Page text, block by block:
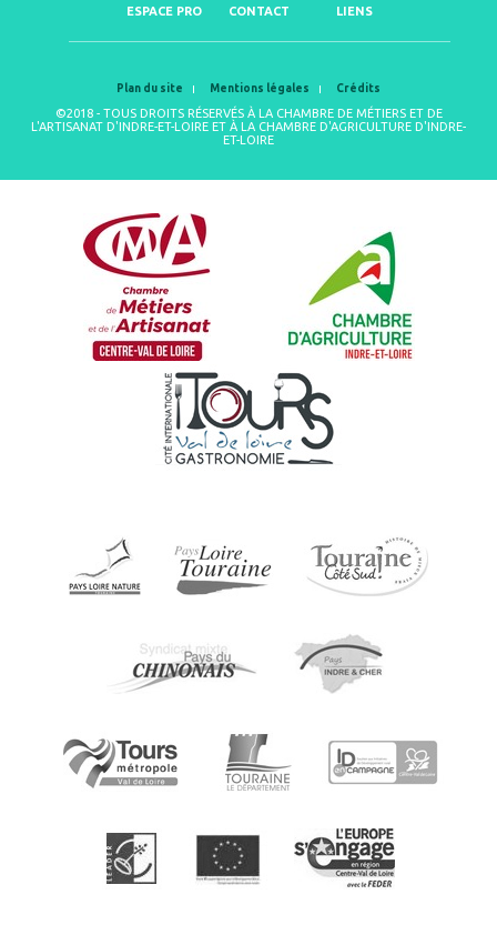
ESPACE PRO CONTACT LIENS
Plan du site Mentions légales Crédits
©2018 - TOUS DROITS RÉSERVÉS À LA CHAMBRE DE MÉTIERS ET DE
L'ARTISANAT D'INDRE-ET-LOIRE ET À LA CHAMBRE D'AGRICULTURE D'INDRE-
ET-LOIRE